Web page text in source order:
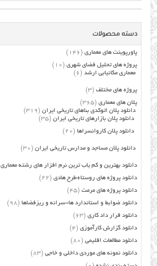
دسته محصولات
پاورپوینت های معماری (146)
پروژه های تحلیل فضای شهری (10)
معماری مکانیابی ارشد (6)
پروژه های مختلف (3)
پلان های معماری (365)
دانلود پلان اتوکدی بناهای تاریخی ایران (319)
دانلود پلان بازارهای تاریخی ایران (35)
دانلود پلان کاروانسراها (20)
دانلود پلان مساجد و مدارس تاریخی ایران (30)
دانلود بهترین و کم یاب ترین نرم افزار های رشته معماری
دانلود پروژه های روستا+طرح هادی (22)
دانلود پروژه های مرمت (45)
دانلود ضوابط و استاندارد ها-سرانه و ریزفضاها (98)
دانلود قرار داد کاری (63)
دانلود گزارش کارآموزی (4)
دانلود مطالعات اقلیمی (80)
دانلود نمونه های موردی داخلی و خاجی (83)